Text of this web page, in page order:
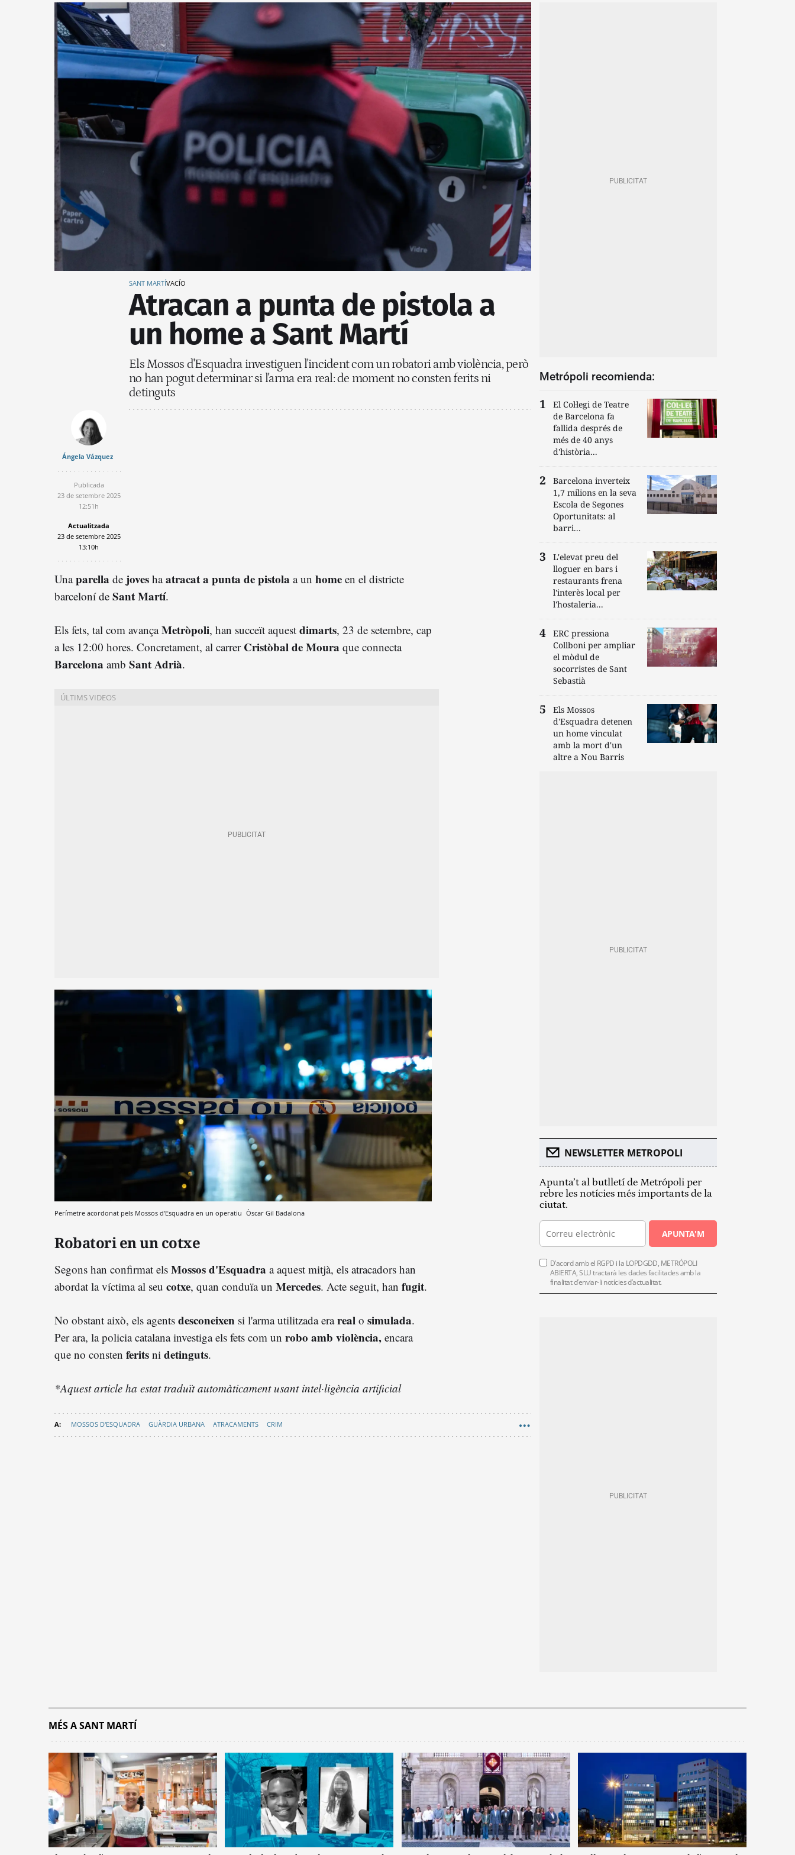
SANT MARTÍVACÍO
Atracan a punta de pistola a
un home a Sant Martí
Els Mossos d'Esquadra investiguen l'incident com un robatori amb violència, però
no han pogut determinar si l'arma era real: de moment no consten ferits ni
detinguts
Ángela Vázquez
Publicada
23 de setembre 2025
12:51h
Actualitzada
23 de setembre 2025
13:10h
Unaparella de joves haatracat a punta de pistola a un home en el districte
barceloní de Sant Martí.
Els fets, tal com avançaMetròpoli, han succeït aquest dimarts, 23 de setembre, cap
a les 12:00 hores. Concretament, al carrer Cristòbal de Moura que connecta
Barcelona amb Sant Adrià.
Perímetre acordonat pels Mossos d'Esquadra en un operatiu Òscar Gil Badalona
Robatori en un cotxe
Segons han confirmat els Mossos d'Esquadra a aquest mitjà, els atracadors han
abordat la víctima al seu cotxe, quan conduïa un Mercedes. Acte seguit, han fugit.
No obstant això, els agents desconeixen si l'arma utilitzada erareal o simulada.
Per ara, la policia catalana investiga els fets com un robo amb violència, encara
que no consten ferits ni detinguts.
*Aquest article ha estat traduït automàticament usant intel·ligència artificial
MOSSOS D'ESQUADRA GUÀRDIA URBANA ATRACAMENTS CRIM
Metrópoli recomienda:
El Col·legi de Teatre
de Barcelona fa
fallida després de
més de 40 anys
d'història...
Barcelona inverteix
1,7 milions en la seva
Escola de Segones
Oportunitats: al
barri...
L'elevat preu del
lloguer en bars i
restaurants frena
l'interès local per
l'hostaleria...
ERC pressiona
Collboni per ampliar
el mòdul de
socorristes de Sant
Sebastià
Els Mossos
d'Esquadra detenen
un home vinculat
amb la mort d'un
altre a Nou Barris
NEWSLETTER METROPOLI
Apunta’t al butlletí de Metrópoli per
rebre les notícies més importants de la
ciutat.
APUNTA'M
D’acord amb el RGPD i la LOPDGDD, METRÓPOLI
ABIERTA, SLU tractarà les dades facilitades amb la
finalitat d’enviar-li notícies d’actualitat.
MÉS A SANT MARTÍ